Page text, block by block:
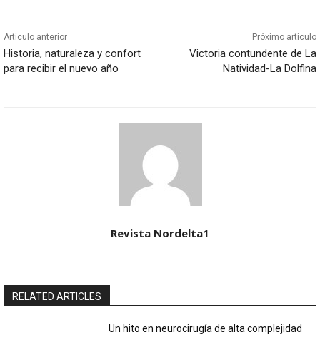
Articulo anterior
Historia, naturaleza y confort
para recibir el nuevo año
Próximo articulo
Victoria contundente de La
Natividad-La Dolfina
Revista Nordelta1
RELATED ARTICLES
Un hito en neurocirugía de alta complejidad